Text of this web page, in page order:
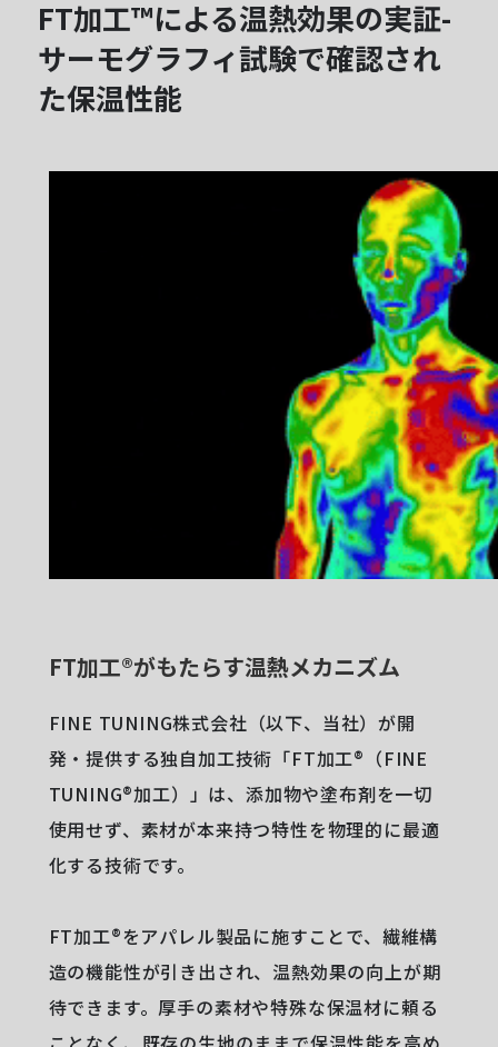
FT加工™︎による温熱効果の実証-
サーモグラフィ試験で確認され
た保温性能
FT加工®がもたらす温熱メカニズム
FINE TUNING株式会社（以下、当社）が開
発・提供する独自加工技術「FT加工®（FINE
TUNING®加工）」は、添加物や塗布剤を一切
使用せず、素材が本来持つ特性を物理的に最適
化する技術です。
FT加工®をアパレル製品に施すことで、繊維構
造の機能性が引き出され、温熱効果の向上が期
待できます。厚手の素材や特殊な保温材に頼る